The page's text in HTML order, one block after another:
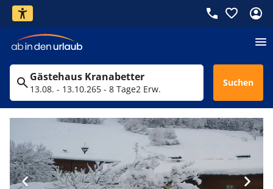
Gästehaus Kranabetter
13.08. - 13.10.265 - 8 Tage2 Erw.
Suchen